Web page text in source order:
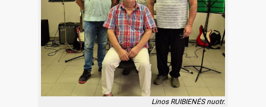
Linos RUIBIENĖS nuotr.